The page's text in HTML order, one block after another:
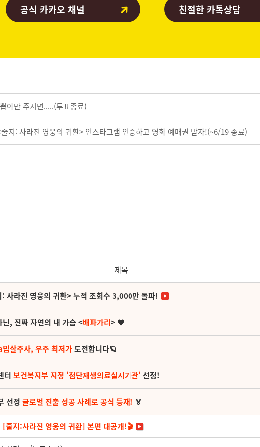
공식 카카오 채널 친절한 카톡상담
아만 주시면.....(투표종료)
지: 사라진 영웅의 귀환> 인스타그램 인증하고 영화 예매권 받자!(~6/19 종료)
제목
사라진 영웅의 귀환> 누적 조회수 3,000만 돌파!
, 진짜 자연의 내 가슴 <배파가리> ♥
살주사, 우주 최저가도전합니다🪐
터 보건복지부 지정 '첨단재생의료실시기관' 선정!
선정 글로벌 진출 성공 사례로 공식 등재! 🏅
[줄지:사라진 영웅의 귀환] 본편 대공개!🎬